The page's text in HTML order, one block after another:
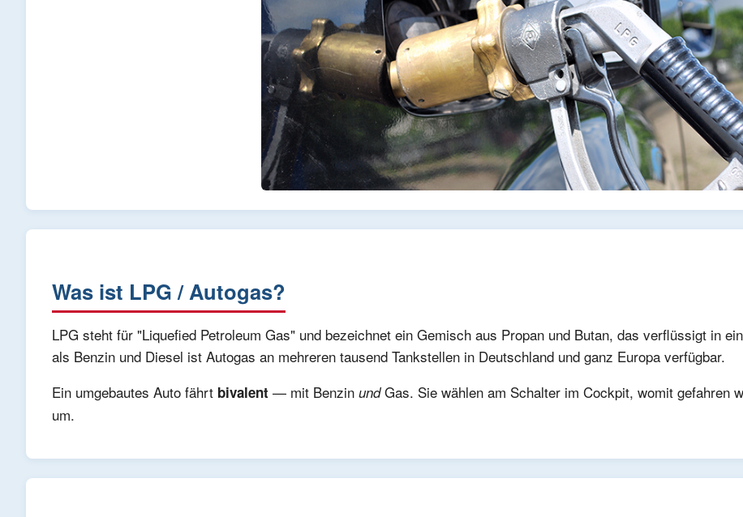
Was ist LPG / Autogas?
LPG steht für "Liquefied Petroleum Gas" und bezeichnet ein Gemisch aus Propan und Butan, das verflüssigt in
als Benzin und Diesel ist Autogas an mehreren tausend Tankstellen in Deutschland und ganz Europa verfügbar.
Ein umgebautes Auto fährt bivalent — mit Benzin undGas. Sie wählen am Schalter im Cockpit, womit gefahren
um.